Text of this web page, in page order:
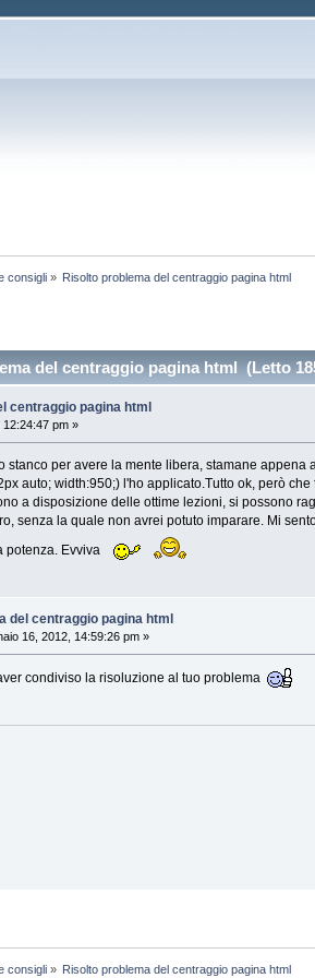
consigli » Risolto problema del centraggio pagina html
del centraggio pagina html (Letto
centraggio pagina html
pm »
stanco per avere la mente libera, stamane
auto; width:950;) l'ho applicato.Tutto ok, però
a disposizione delle ottime lezioni, si possono
senza la quale non avrei potuto imparare. Mi
potenza. Evviva
del centraggio pagina html
16, 2012, 14:59:26 pm »
condiviso la risoluzione al tuo problema
consigli » Risolto problema del centraggio pagina html